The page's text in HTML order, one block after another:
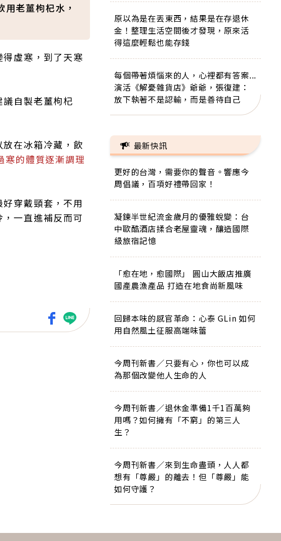
老薑枸杞水，
虛寒，到了天寒
自製老薑枸杞
在冰箱冷藏，飲
寒的體質逐漸調理
穿戴頸套，不用
一直進補反而可
原以為是在丟東西，結果是在存退休
金！整理生活空間後才發現，原來活
得這麼輕鬆也能存錢
每個帶著煩惱來的人，心裡都有答案...
演活《解憂雜貨店》爺爺，張復建：
放下執著不是認輸，而是善待自己
最新快訊
更好的台灣，需要你的聲音。響應今
周倡議，百項好禮帶回家！
凝鍊半世紀流金歲月的優雅蛻變：台
中歐酷酒店揉合老屋靈魂，釀造國際
級旅宿記憶
「愈在地，愈國際」 圓山大飯店推廣
國產農漁產品 打造在地食尚新風味
回歸本味的感官革命：心泰 GLin 如何
用自然風土征服高端味蕾
今周刊新書／只要有心，你也可以成
為那個改變他人生命的人
今周刊新書／退休金準備1千1百萬夠
用嗎？如何擁有「不窮」的第三人
生？
今周刊新書／來到生命盡頭，人人都
想有「尊嚴」的離去！但「尊嚴」能
如何守護？